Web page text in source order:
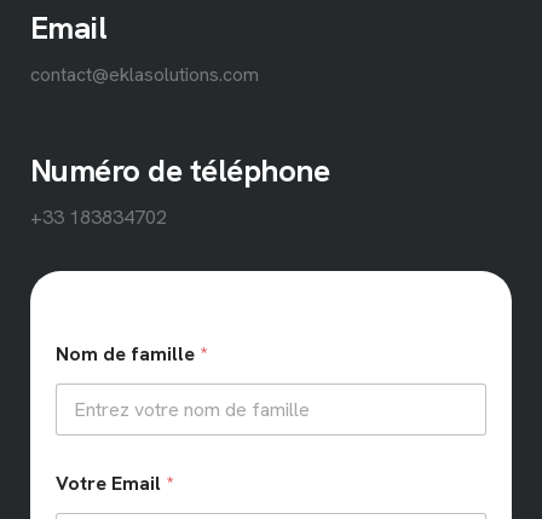
Email
contact@eklasolutions.com
Numéro de téléphone
+33 183834702
Nom de famille *
Votre Email *